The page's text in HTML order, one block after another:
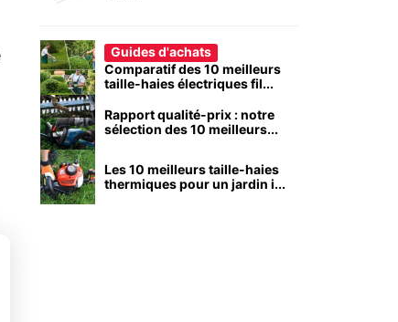
Guides d'achats
Comparatif des 10 meilleurs
taille-haies électriques fil...
Rapport qualité-prix : notre
sélection des 10 meilleurs...
Les 10 meilleurs taille-haies
thermiques pour un jardin i...